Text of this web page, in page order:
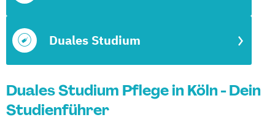
Duales Studium
Duales Studium Pflege in Köln - Dein
Studienführer